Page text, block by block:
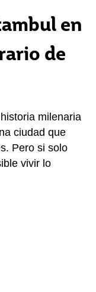
en
de
milenaria
ciudad que
Pero si solo
vivir lo